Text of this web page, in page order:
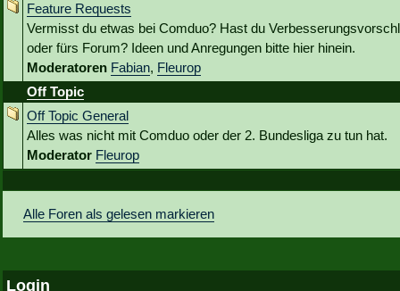
Feature Requests
Vermisst du etwas bei Comduo? Hast du
oder fürs Forum? Ideen und Anregungen bitte hier hinein.
Moderatoren Fabian, Fleurop
Off Topic
Off Topic General
Alles was nicht mit Comduo oder der 2. Bundesliga zu tun hat.
Moderator Fleurop
Alle Foren als gelesen markieren
Login